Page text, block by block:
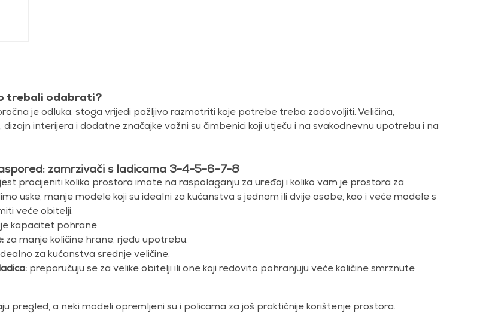
trebali odabrati?
je odluka, stoga vrijedi pažljivo razmotriti koje potrebe treba zadovoljiti. Veličina,
interijera i dodatne značajke važni su čimbenici koji utječu i na svakodnevnu upotrebu i na
zamrzivači s ladicama 3-4-5-6-7-8
procijeniti koliko prostora imate na raspolaganju za uređaj i koliko vam je prostora za
uske, manje modele koji su idealni za kućanstva s jednom ili dvije osobe, kao i veće modele s
veće obitelji.
kapacitet pohrane:
za manje količine hrane, rjeđu upotrebu.
za kućanstva srednje veličine.
preporučuju se za velike obitelji ili one koji redovito pohranjuju veće količine smrznute
pregled, a neki modeli opremljeni su i policama za još praktičnije korištenje prostora.